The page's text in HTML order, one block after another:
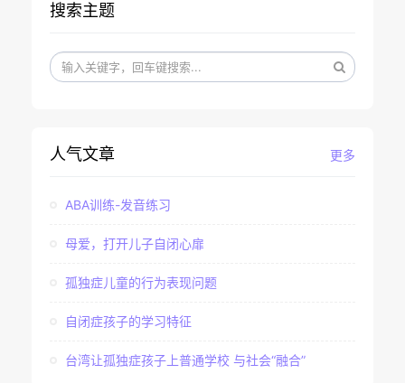
搜索主题
更多
人气文章
ABA训练-发音练习
母爱，打开儿子自闭心扉
孤独症儿童的行为表现问题
自闭症孩子的学习特征
台湾让孤独症孩子上普通学校 与社会“融合”